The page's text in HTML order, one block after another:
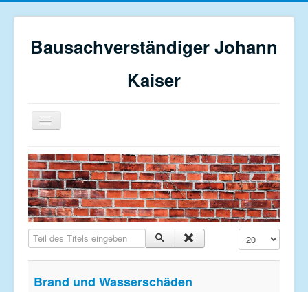
Bausachverständiger Johann
Kaiser
Navigation
an/aus
Home
Profil
Bauberatung
Restaurierung
Sanierungsgutachten
Teil des Titels eingeben Anzeige #
Brand und Wasserschäden